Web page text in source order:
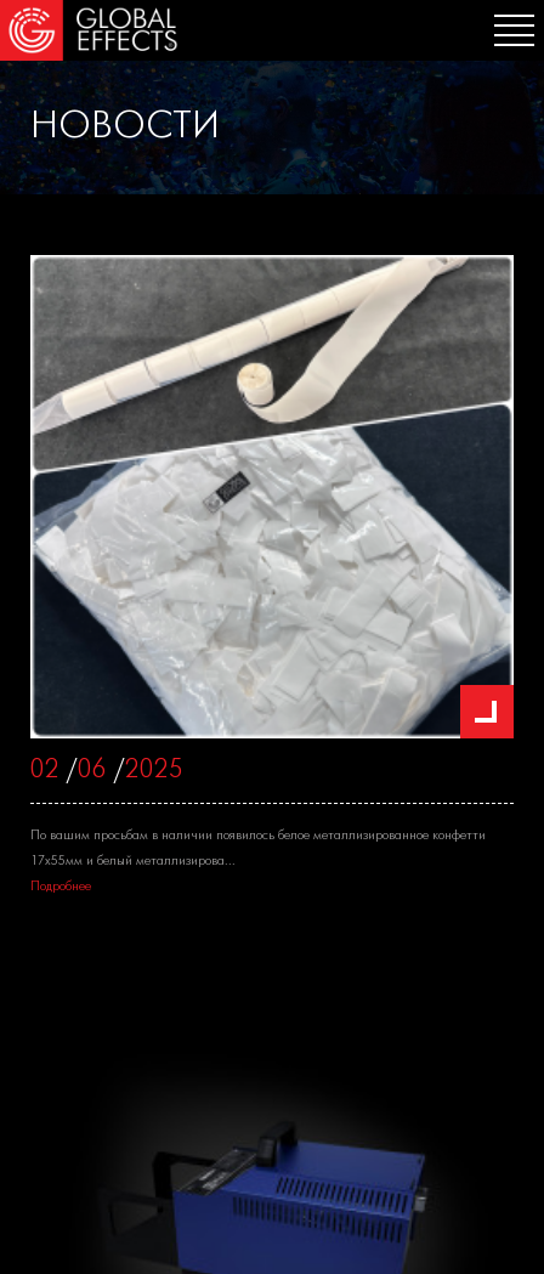
НОВОСТИ
02 /06 /2025
По вашим просьбам в наличии появилось белое металлизированное конфетти
17х55мм и белый металлизирова...
Подробнее